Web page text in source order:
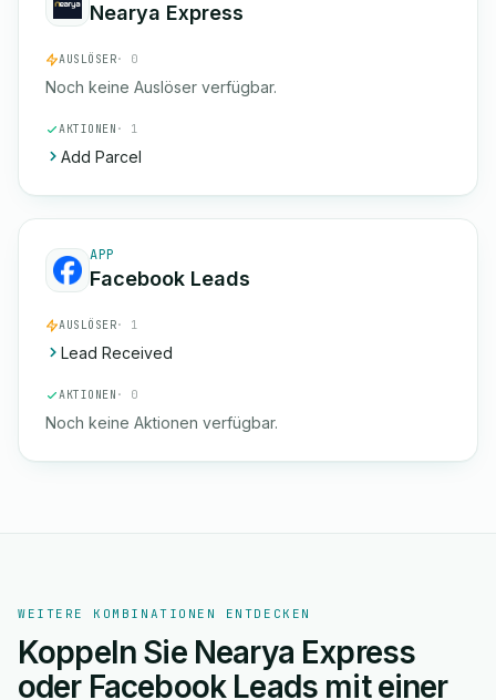
Nearya Express
AUSLÖSER· 0
Noch keine Auslöser verfügbar.
AKTIONEN · 1
Add Parcel
APP
Facebook Leads
AUSLÖSER· 1
Lead Received
AKTIONEN · 0
Noch keine Aktionen verfügbar.
WEITERE KOMBINATIONEN ENTDECKEN
Koppeln Sie Nearya Express
oder Facebook Leads mit einer